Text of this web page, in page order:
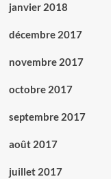
janvier 2018
décembre 2017
novembre 2017
octobre 2017
septembre 2017
août 2017
juillet 2017